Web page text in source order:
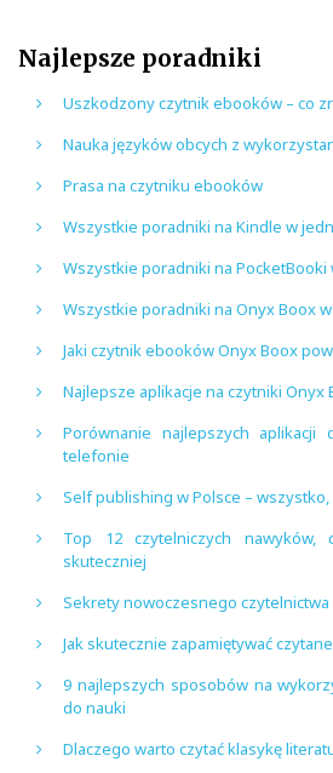
Najlepsze poradniki
Uszkodzony czytnik ebooków – co
Nauka języków obcych z
Prasa na czytniku ebooków
Wszystkie poradniki na Kindle w
Wszystkie poradniki na PocketBooki
Wszystkie poradniki na Onyx Boox
Jaki czytnik ebooków Onyx Boox
Najlepsze aplikacje na czytniki Onyx
Porównanie najlepszych
telefonie
Self publishing w Polsce –
Top 12 czytelniczych
skuteczniej
Sekrety nowoczesnego czytelnictwa
Jak skutecznie zapamiętywać
9 najlepszych sposobów na
do nauki
Dlaczego warto czytać klasykę